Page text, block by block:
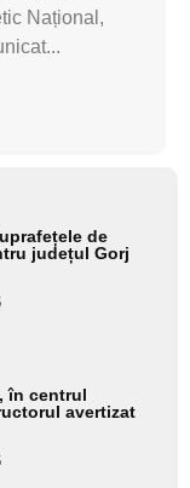
Național,
de
județul Gorj
în centrul
avertizat